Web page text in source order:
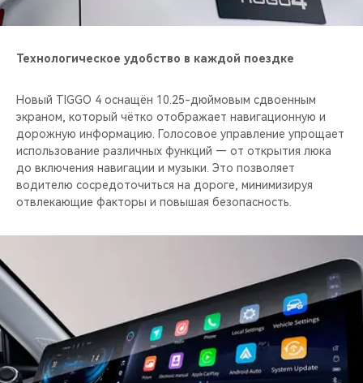
Технологическое удобство в каждой поездке
Новый TIGGO 4 оснащён 10.25-дюймовым сдвоенным
экраном, который чётко отображает навигационную и
дорожную информацию. Голосовое управление упрощает
использование различных функций — от открытия люка
до включения навигации и музыки. Это позволяет
водителю сосредоточиться на дороге, минимизируя
отвлекающие факторы и повышая безопасность.